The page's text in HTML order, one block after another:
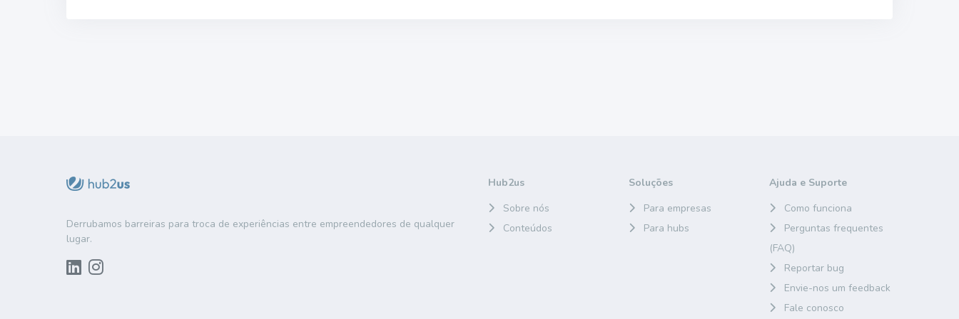
Derrubamos barreiras para troca de experiências entre empreendedores de qualquer
lugar.
Hub2us
Sobre nós
Conteúdos
Soluções
Para empresas
Para hubs
Ajuda e Suporte
Como funciona
Perguntas frequentes
(FAQ)
Reportar bug
Envie-nos um feedback
Fale conosco